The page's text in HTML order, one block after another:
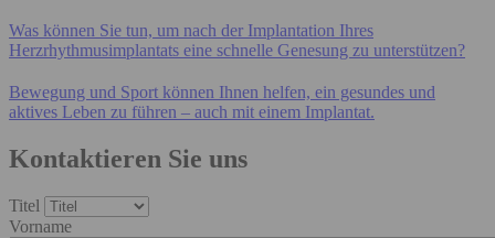
Was können Sie tun, um nach der Implantation Ihres
Herzrhythmusimplantats eine schnelle Genesung zu unterstützen?
Bewegung und Sport können Ihnen helfen, ein gesundes und
aktives Leben zu führen – auch mit einem Implantat.
Kontaktieren Sie uns
Titel
Vorname